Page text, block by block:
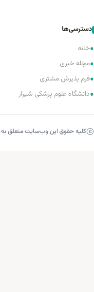
دسترسی‌ها
•خانه
•مجله خبری
•فرم پذیرش مشتری
•دانشگاه علوم پزشکی شیراز
کلیه حقوق این وب‌سایت متعلق به